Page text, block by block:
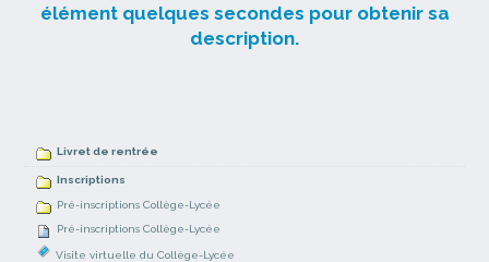
élément quelques secondes pour obtenir sa
description.
Livret de rentrée
Inscriptions
Pré-inscriptions Collège-Lycée
Pré-inscriptions Collège-Lycée
Visite virtuelle du Collège-Lycée